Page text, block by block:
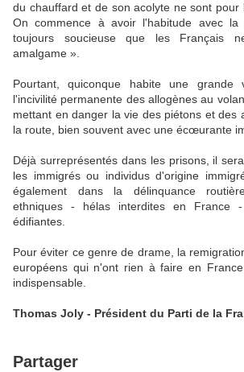
du chauffard et de son acolyte ne sont pour
On commence à avoir l'habitude avec la
toujours soucieuse que les Français
amalgame ».
Pourtant, quiconque habite une grande
l'incivilité permanente des allogènes au
mettant en danger la vie des piétons et des
la route, bien souvent avec une écœurante
Déjà surreprésentés dans les prisons, il
les immigrés ou individus d'origine
également dans la délinquance
ethniques - hélas interdites en France
édifiantes.
Pour éviter ce genre de drame, la
européens qui n'ont rien à faire en
indispensable.
Thomas Joly - Président du Parti de la
Partager